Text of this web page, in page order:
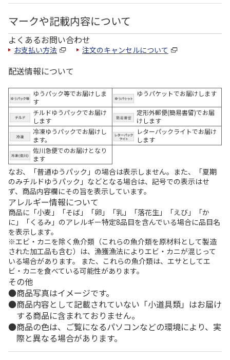
マークや記載内容について
よくあるお問い合わせ
お支払い方法 注文のキャンセルについて
配送情報について
ゆうパック等でお届けしま
す
ゆうパケットでお届けします
チルドゆうパックでお届け
します
定形外郵便(簡易書留)でお届
けします
冷凍ゆうパックでお届けし
ます。
レターパックライトでお届け
します
佐川急便でのお届けとなり
ます
なお、「普通ゆうパック」の場合は表示しません。また、「夏期
のみチルドゆうパック」などとなる場合は、記号での表示はせ
ず、商品内容欄にその旨を表示しています。
アレルギー情報について
商品に「小麦」「そば」「卵」「乳」「落花生」「えび」「か
に」「くるみ」のアレルギー特定8品目を含んでいる場合に品目名
を表示します。
※エビ・カニを除く魚介類（これらの魚介類を原材料として製造
された加工品も含む）は、漁獲漁法によりエビ・カニが混じって
いる場合があります。 また、これらの魚介類は、エサとしてエ
ビ・カニを食べている可能性があります。
その他
商品写真はイメージです。
商品内容として記載されていない「小道具類」はお届け
する商品に含まれておりません。
商品の色は、ご覧になるパソコンなどの環境により、実
際と異なる場合があります。